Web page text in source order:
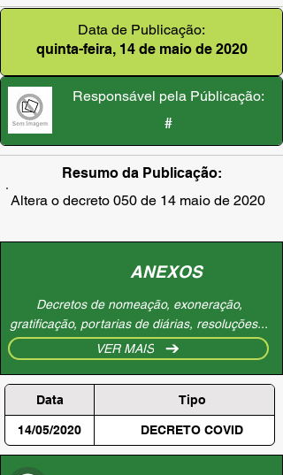
Data de Publicação:
quinta-feira, 14 de maio de 2020
Responsável pela Públicação:
#
Resumo da Publicação:
Altera o decreto 050 de 14 maio de 2020
ANEXOS
Decretos de nomeação, exoneração,
gratificação, portarias de diárias, resoluções...
VER MAIS
Data Tipo
14/05/2020 DECRETO COVID